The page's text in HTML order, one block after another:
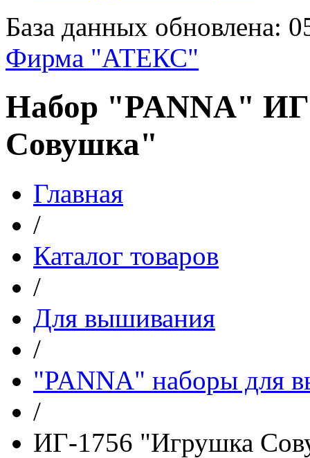
База данных обновлена:
Фирма "АТЕКС"
Набор "PANNA"
Совушка"
Главная
/
Каталог товаров
/
Для вышивания
/
"PANNA" наборы для
/
ИГ-1756 "Игрушка